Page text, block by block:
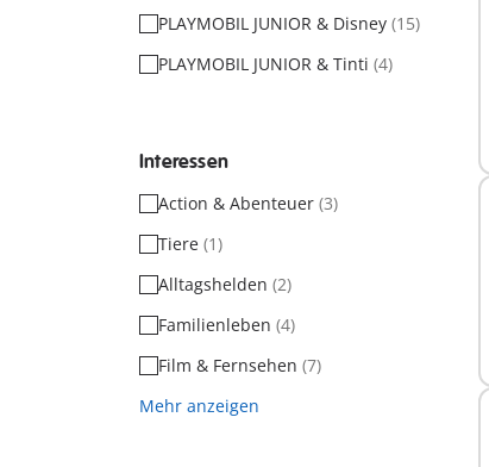
PLAYMOBIL JUNIOR & Disney (15)
PLAYMOBIL JUNIOR & Tinti (4)
Interessen
Action & Abenteuer (3)
Tiere (1)
Alltagshelden (2)
Familienleben (4)
Film & Fernsehen (7)
Mehr anzeigen